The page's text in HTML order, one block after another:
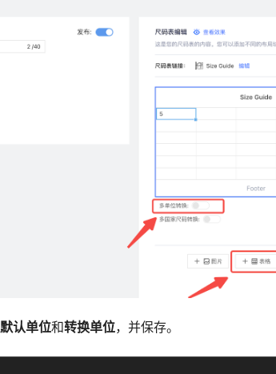
默认单位和转换单位，并保存。